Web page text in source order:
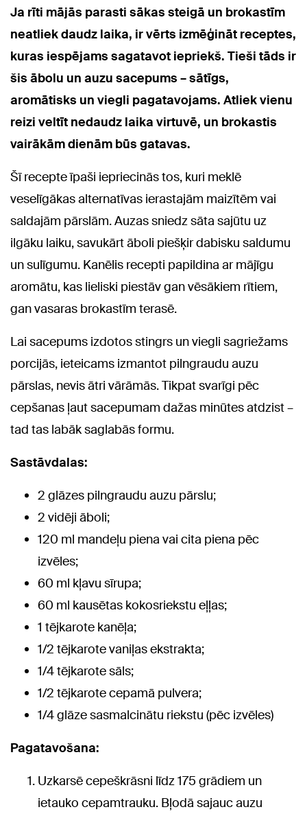
Ja rīti mājās parasti sākas steigā un brokastīm
neatliek daudz laika, ir vērts izmēģināt receptes,
kuras iespējams sagatavot iepriekš. Tieši tāds ir
šis ābolu un auzu sacepums – sātīgs,
aromātisks un viegli pagatavojams. Atliek vienu
reizi veltīt nedaudz laika virtuvē, un brokastis
vairākām dienām būs gatavas.
Šī recepte īpaši iepriecinās tos, kuri meklē
veselīgākas alternatīvas ierastajām maizītēm vai
saldajām pārslām. Auzas sniedz sāta sajūtu uz
ilgāku laiku, savukārt āboli piešķir dabisku saldumu
un sulīgumu. Kanēlis recepti papildina ar mājīgu
aromātu, kas lieliski piestāv gan vēsākiem rītiem,
gan vasaras brokastīm terasē.
Lai sacepums izdotos stingrs un viegli sagriežams
porcijās, ieteicams izmantot pilngraudu auzu
pārslas, nevis ātri vārāmās. Tikpat svarīgi pēc
cepšanas ļaut sacepumam dažas minūtes atdzist –
tad tas labāk saglabās formu.
Sastāvdalas:
2 glāzes pilngraudu auzu pārslu;
2 vidēji āboli;
120 ml mandeļu piena vai cita piena pēc
izvēles;
60 ml kļavu sīrupa;
60 ml kausētas kokosriekstu eļļas;
1 tējkarote kanēļa;
1/2 tējkarote vaniļas ekstrakta;
1/4 tējkarote sāls;
1/2 tējkarote cepamā pulvera;
1/4 glāze sasmalcinātu riekstu (pēc izvēles)
Pagatavošana:
Uzkarsē cepeškrāsni līdz 175 grādiem un
ietauko cepamtrauku. Bļodā sajauc auzu